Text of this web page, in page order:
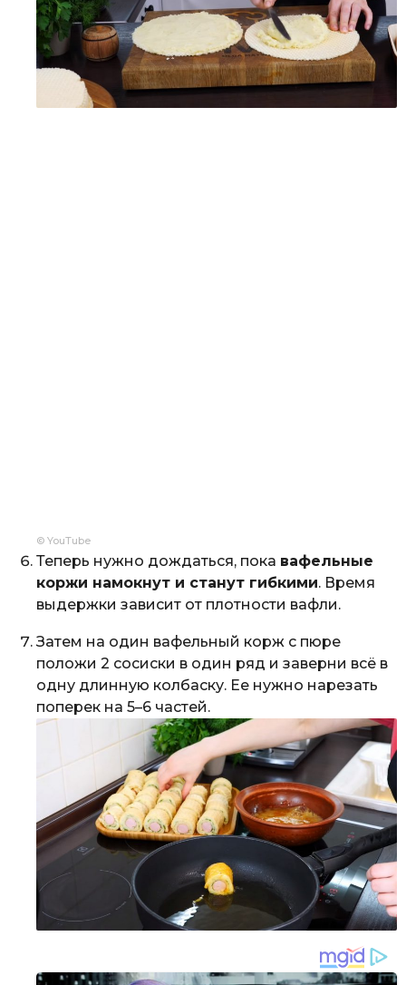
© YouTube
Теперь нужно дождаться, пока вафельные
коржи намокнут и станут гибкими. Время
выдержки зависит от плотности вафли.
Затем на один вафельный корж с пюре
положи 2 сосиски в один ряд и заверни всё в
одну длинную колбаску. Ее нужно нарезать
поперек на 5–6 частей.